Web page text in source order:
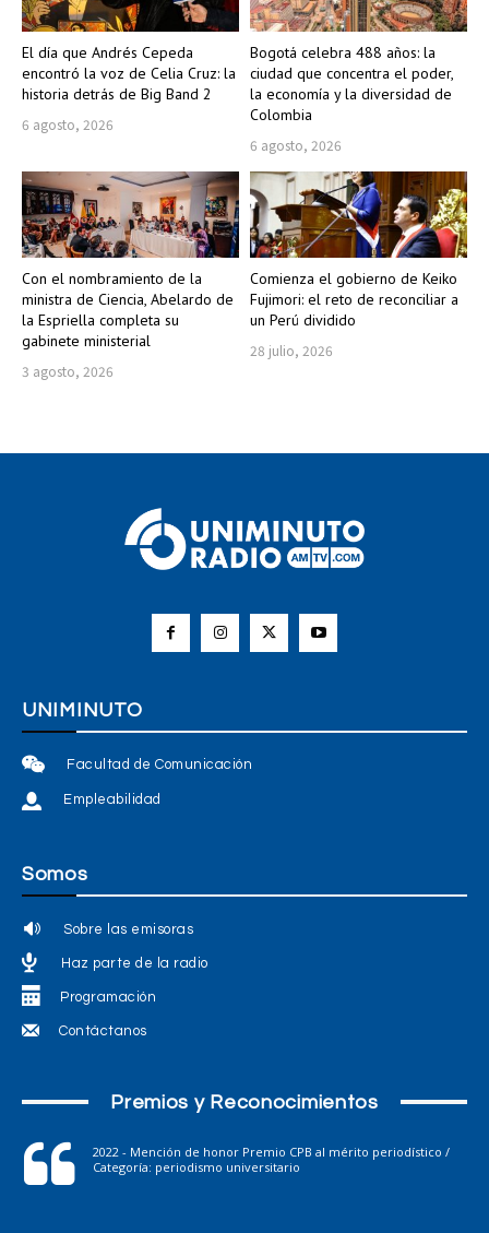
El día que Andrés Cepeda
encontró la voz de Celia Cruz: la
historia detrás de Big Band 2
6 agosto, 2026
Bogotá celebra 488 años: la
ciudad que concentra el poder,
la economía y la diversidad de
Colombia
6 agosto, 2026
Con el nombramiento de la
ministra de Ciencia, Abelardo de
la Espriella completa su
gabinete ministerial
3 agosto, 2026
Comienza el gobierno de Keiko
Fujimori: el reto de reconciliar a
un Perú dividido
28 julio, 2026
UNIMINUTO
Facultad de Comunicación
Empleabilidad
Somos
Sobre las emisoras
Haz parte de la radio
Programación
Contáctanos
Premios y Reconocimientos
2022 - Mención de honor Premio CPB al mérito periodístico /
Categoría: periodismo universitario